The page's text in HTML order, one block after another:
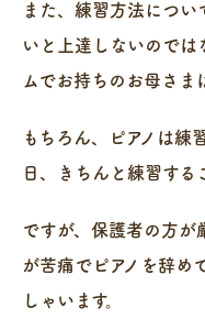
また、練習方法につ
いと上達しないのでは
ムでお持ちのお母さま
もちろん、ピアノは練
日、きちんと練習する
ですが、保護者の方が
が苦痛でピアノを辞め
しゃいます。